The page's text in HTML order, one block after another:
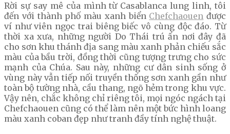
Rời sự say mê của mình từ Casablanca lung linh, tôi
đến với thành phố màu xanh biển Chefchaouen được
ví như viên ngọc trai biêng biếc vô cùng độc đáo. Từ
thời xa xưa, những người Do Thái trú ẩn nơi đây đã
cho sơn khu thánh địa sang màu xanh phản chiếu sắc
màu của bầu trời, đồng thời cũng tượng trưng cho sức
mạnh của Chúa. Sau này, những cư dân sinh sống ở
vùng này vẫn tiếp nối truyền thống sơn xanh gần như
toàn bộ tường nhà, cầu thang, ngõ hẻm trong khu vực.
Vậy nên, chắc không chỉ riêng tôi, mọi ngóc ngách tại
Chefchaouen cũng có thể làm nên một bức hình loang
màu xanh coban đẹp như tranh đầy tính nghệ thuật.